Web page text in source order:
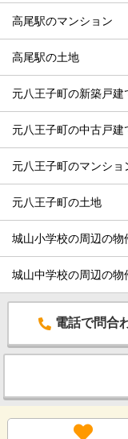
高尾駅のマンション
高尾駅の土地
元八王子町の新築戸建
元八王子町の中古戸建
元八王子町のマンショ
元八王子町の土地
城山小学校の周辺の物
城山中学校の周辺の物
電話で問合